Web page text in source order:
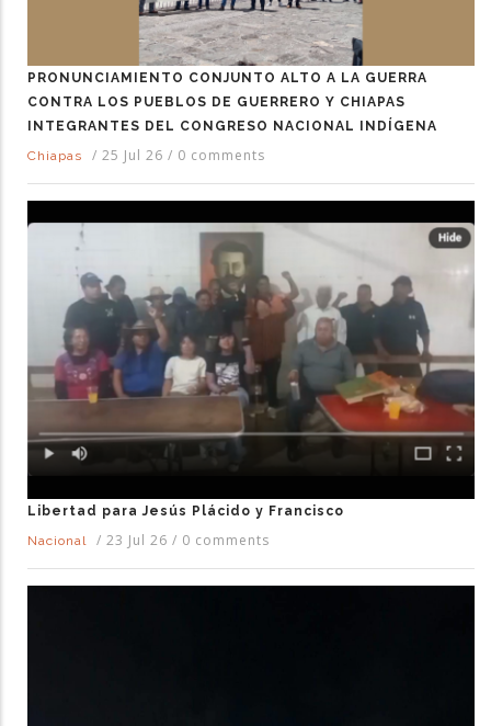
PRONUNCIAMIENTO CONJUNTO ALTO A LA GUERRA
CONTRA LOS PUEBLOS DE GUERRERO Y CHIAPAS
INTEGRANTES DEL CONGRESO NACIONAL INDÍGENA
Chiapas
/ 25 Jul 26 / 0 comments
Libertad para Jesús Plácido y Francisco
Nacional
/ 23 Jul 26 / 0 comments